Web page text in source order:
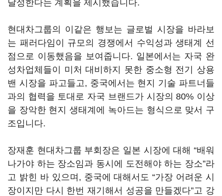
달성한다는 계획을 제시했습니다.
현대차그룹의 이같은 행보는 글로벌 시장을 바라보
는 패러다임이 규모의 경쟁에서 수익성과 생태계 선
점으로 이동했음을 보여줍니다. 일본에서는 자국 완
성차업체들이 미처 대비하지 못한 중소형 전기 상용
밴 시장을 파고들고, 중국에서는 현지 기술 파트너들
과의 협력을 토대로 자국 브랜드가 시장의 80% 이상
을 장악한 현지 생태계에 녹아드는 형식으로 맞서 구
조입니다.
장재훈 현대차그룹 부회장은 일본 시장에 대해 “배워
나가야 하는 장소임과 동시에 도전해야 하는 장소”라
고 밝힌 바 있으며, 중국에 대해서도 “가장 어려운 시
장이지만 다시 한번 재기해서 성공을 만들겠다”고 강